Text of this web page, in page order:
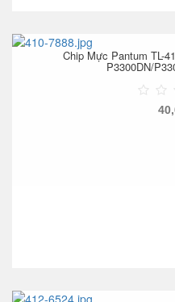
Chip Mực Pantum TL-
P3300DN/